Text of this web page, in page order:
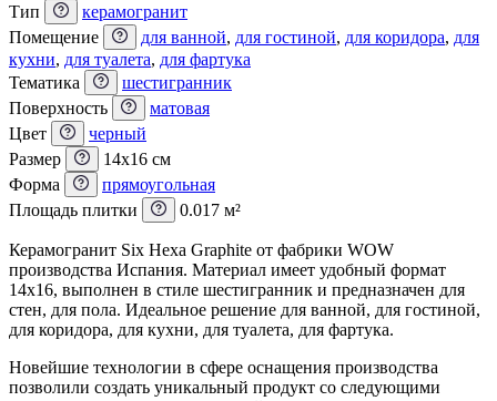
Тип
керамогранит
Помещение
для ванной, для гостиной, для коридора, для
кухни, для туалета, для фартука
Тематика
шестигранник
Поверхность
матовая
Цвет
черный
Размер
14x16 см
Форма
прямоугольная
Площадь плитки
0.017 м²
Керамогранит Six Hexa Graphite от фабрики WOW
производства Испания. Материал имеет удобный формат
14x16, выполнен в стиле шестигранник и предназначен для
стен, для пола. Идеальное решение для ванной, для гостиной,
для коридора, для кухни, для туалета, для фартука.
Новейшие технологии в сфере оснащения производства
позволили создать уникальный продукт со следующими